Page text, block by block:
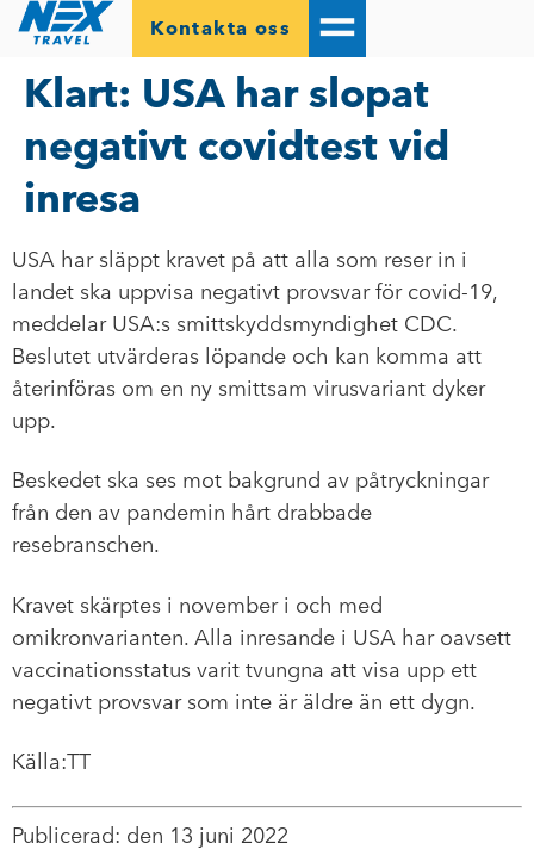
Kontakta oss
Klart: USA har slopat
negativt covidtest vid
inresa
USA har släppt kravet på att alla som reser in i
landet ska uppvisa negativt provsvar för covid-19,
meddelar USA:s smittskyddsmyndighet CDC.
Beslutet utvärderas löpande och kan komma att
återinföras om en ny smittsam virusvariant dyker
upp.
Beskedet ska ses mot bakgrund av påtryckningar
från den av pandemin hårt drabbade
resebranschen.
Kravet skärptes i november i och med
omikronvarianten. Alla inresande i USA har oavsett
vaccinationsstatus varit tvungna att visa upp ett
negativt provsvar som inte är äldre än ett dygn.
Källa:TT
Publicerad: den 13 juni 2022